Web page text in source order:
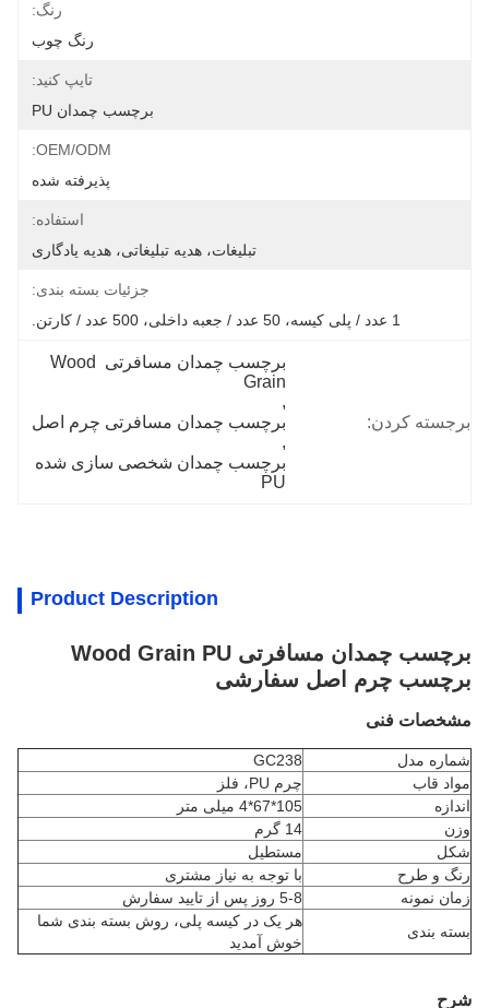
رنگ:
رنگ چوب
تایپ کنید:
برچسب چمدان PU
OEM/ODM:
پذیرفته شده
استفاده:
تبلیغات، هدیه تبلیغاتی، هدیه یادگاری
جزئیات بسته بندی:
برجسته کردن:
برچسب چمدان مسافرتی Wood
Grain
,
برچسب چمدان مسافرتی چرم اصل
,
برچسب چمدان شخصی سازی شده
PU
Product Description
برچسب چمدان مسافرتی Wood Grain PU
برچسب چرم اصل سفارشی
مشخصات فنی
شماره مدل
GC238
مواد قاب
چرم PU، فلز
اندازه
105*67*4 میلی متر
وزن
14 گرم
شکل
مستطیل
رنگ و طرح
با توجه به نیاز مشتری
زمان نمونه
5-8 روز پس از تایید سفارش
بسته بندی
هر یک در کیسه پلی، روش بسته بندی شما
خوش آمدید
شرح